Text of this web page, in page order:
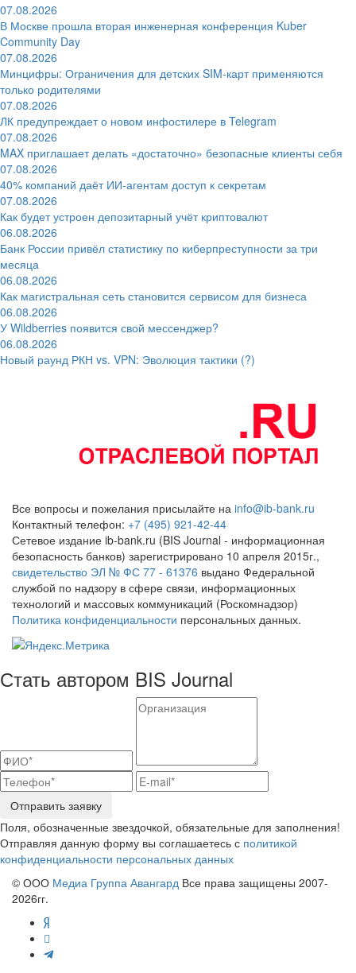
07.08.2026
В Москве прошла вторая инженерная конференция Kuber
Community Day
07.08.2026
Минцифры: Ограничения для детских SIM-карт применяются
только родителями
07.08.2026
ЛК предупреждает о новом инфостилере в Telegram
07.08.2026
MAX приглашает делать «достаточно» безопасные клиенты себя
07.08.2026
40% компаний даёт ИИ‑агентам доступ к секретам
07.08.2026
Как будет устроен депозитарный учёт криптовалют
06.08.2026
Банк России привёл статистику по киберпреступности за три
месяца
06.08.2026
Как магистральная сеть становится сервисом для бизнеса
06.08.2026
У Wildberries появится свой мессенджер?
06.08.2026
Новый раунд РКН vs. VPN: Эволюция тактики (?)
Все вопросы и пожелания присылайте на info@ib-bank.ru
Контактный телефон: +7 (495) 921-42-44
Сетевое издание ib-bank.ru (BIS Journal - информационная
безопасность банков) зарегистрировано 10 апреля 2015г.,
свидетельство ЭЛ № ФС 77 - 61376 выдано Федеральной
службой по надзору в сфере связи, информационных
технологий и массовых коммуникаций (Роскомнадзор)
Политика конфиденциальности персональных данных.
Стать автором BIS Journal
Отправить заявку
Поля, обозначенные звездочкой, обязательные для заполнения!
Отправляя данную форму вы соглашаетесь с политикой
конфиденциальности персональных данных
© ООО Медиа Группа Авангард Все права защищены 2007-
2026гг.